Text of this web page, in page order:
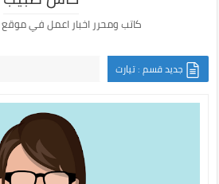
كاتب ومحرر اخبار اعمل في
جديد قسم : تيارت